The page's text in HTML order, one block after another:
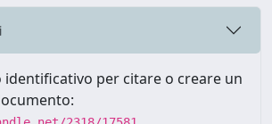
identificativo per citare o creare un